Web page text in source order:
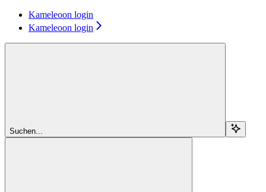
Kameleoon login
Kameleoon login
Suchen...